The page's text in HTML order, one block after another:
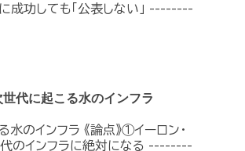
成功しても「公表しない」 --------
代に起こる水のインフラ
水のインフラ 《論点》①イーロン・
代のインフラに絶対になる --------